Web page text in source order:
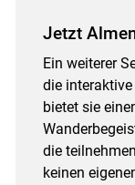
Jetzt
Ein weiterer
die
bietet sie
die
keinen